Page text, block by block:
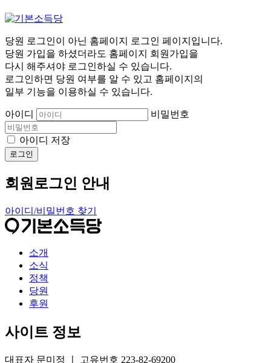
당원 로그인이 아닌 홈페이지 로그인 페이지입니다.
당원 가입을 하셨더라도 홈페이지 회원가입을
다시 해주셔야 로그인하실 수 있습니다.
로그인하면 당원 여부를 알 수 있고 홈페이지의
일부 기능을 이용하실 수 있습니다.
아이디 비밀번호
아이디 저장
로그인
회원로그인 안내
아이디/비밀번호 찾기
소개
소식
정책
당원
후원
사이트 정보
대표자 문미정 ㅣ 고유번호 223-82-69200